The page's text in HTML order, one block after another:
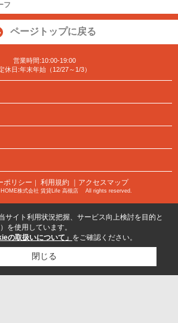
フ
ページトップに戻る
営業時間:10:00-19:00
休日:年末年始（12/27～1/3）
ポリシー 利用規約 ｜アクセスマップ
株式会社 賃貸Life 高槻店 All rights reserved.
サイト利用状況把握、サービス向上検討を目的と
を使用しています。
の取扱いについて」 をご確認ください。
閉じる